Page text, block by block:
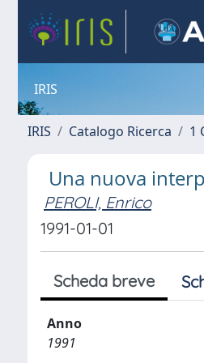
IRIS
IRIS Catalogo Ricerca 1
Una nuova
PEROLI, Enrico
1991-01-01
Scheda breve
Anno
1991